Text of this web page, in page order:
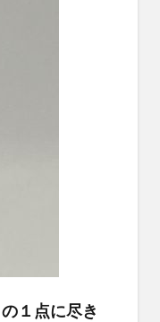
１点に尽き